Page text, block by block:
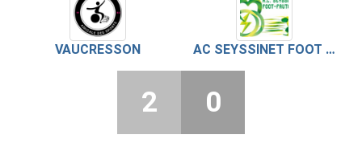
VAUCRESSON AC SEYSSINET FOOT FAUTEUIL
2 0